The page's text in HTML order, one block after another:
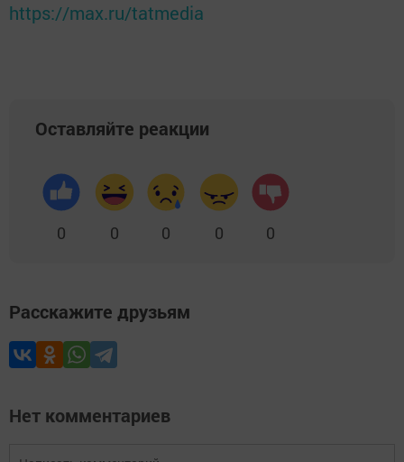
https://max.ru/tatmedia
Оставляйте реакции
0 0 0 0 0
Расскажите друзьям
Нет комментариев